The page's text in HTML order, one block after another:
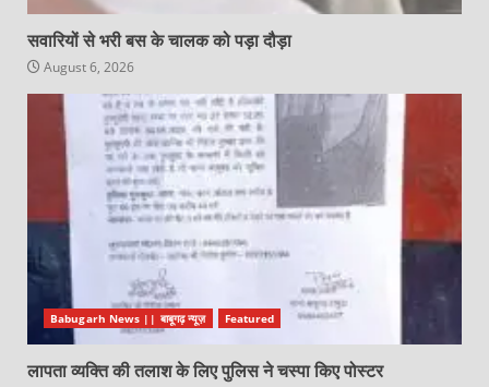
सवारियों से भरी बस के चालक को पड़ा दौड़ा
August 6, 2026
Babugarh News || बाबूगढ़ न्यूज़ Featured
लापता व्यक्ति की तलाश के लिए पुलिस ने चस्पा किए पोस्टर